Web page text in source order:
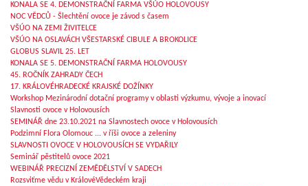
KONALA SE 4. DEMONSTRAČNÍ FARMA VŠÚO HOLOVOUSY
NOC VĚDCŮ - Šlechtění ovoce je závod s časem
VŠÚO NA ZEMI ŽIVITELCE
VŠÚO NA OSLAVÁCH VŠESTARSKÉ CIBULE A BROKOLICE
GLOBUS SLAVIL 25. LET
KONALA SE 5. DEMONSTRAČNÍ FARMA HOLOVOUSY
45. ROČNÍK ZAHRADY ČECH
17. KRÁLOVÉHRADECKÉ KRAJSKÉ DOŽÍNKY
Workshop Mezinárodní dotační programy v oblasti výzkumu, vývoje a inovací
Slavnosti ovoce v Holovousích
SEMINÁŘ dne 23.10.2021 na Slavnostech ovoce v Holovousích
Podzimní Flora Olomouc ... v říši ovoce a zeleniny
SLAVNOSTI OVOCE V HOLOVOUSÍCH SE VYDAŘILY
Seminář pěstitelů ovoce 2021
WEBINÁŘ PRECIZNÍ ZEMĚDĚLSTVÍ V SADECH
Rozsviťme vědu v KrálovéVědeckém kraji